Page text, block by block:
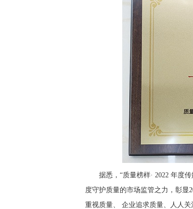
据悉，“质量榜样· 2022 年度
度守护质量的市场监管之力，彰显
重视质量、 企业追求质量、人人关